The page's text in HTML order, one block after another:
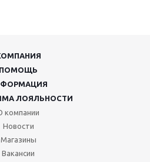
ПОМОЩЬ
ЛОЯЛЬНОСТИ
компании
Новости
Магазины
Вакансии